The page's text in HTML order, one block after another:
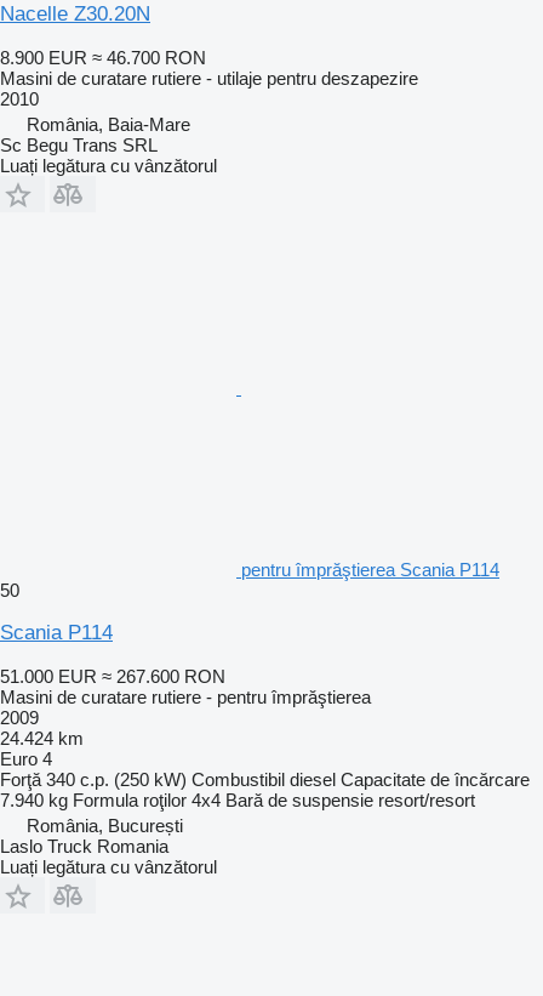
Nacelle Z30.20N
8.900 EUR ≈ 46.700 RON
Masini de curatare rutiere - utilaje pentru deszapezire
2010
România, Baia-Mare
Sc Begu Trans SRL
Luați legătura cu vânzătorul
pentru împrăştierea Scania P114
50
Scania P114
51.000 EUR ≈ 267.600 RON
Masini de curatare rutiere - pentru împrăştierea
2009
24.424 km
Euro 4
Forţă 340 c.p. (250 kW) Combustibil diesel Capacitate de încărcare
7.940 kg Formula roţilor 4x4 Bară de suspensie resort/resort
România, București
Laslo Truck Romania
Luați legătura cu vânzătorul